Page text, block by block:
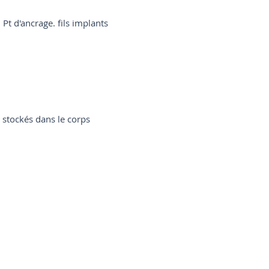
d'ancrage. fils implants
dans le corps